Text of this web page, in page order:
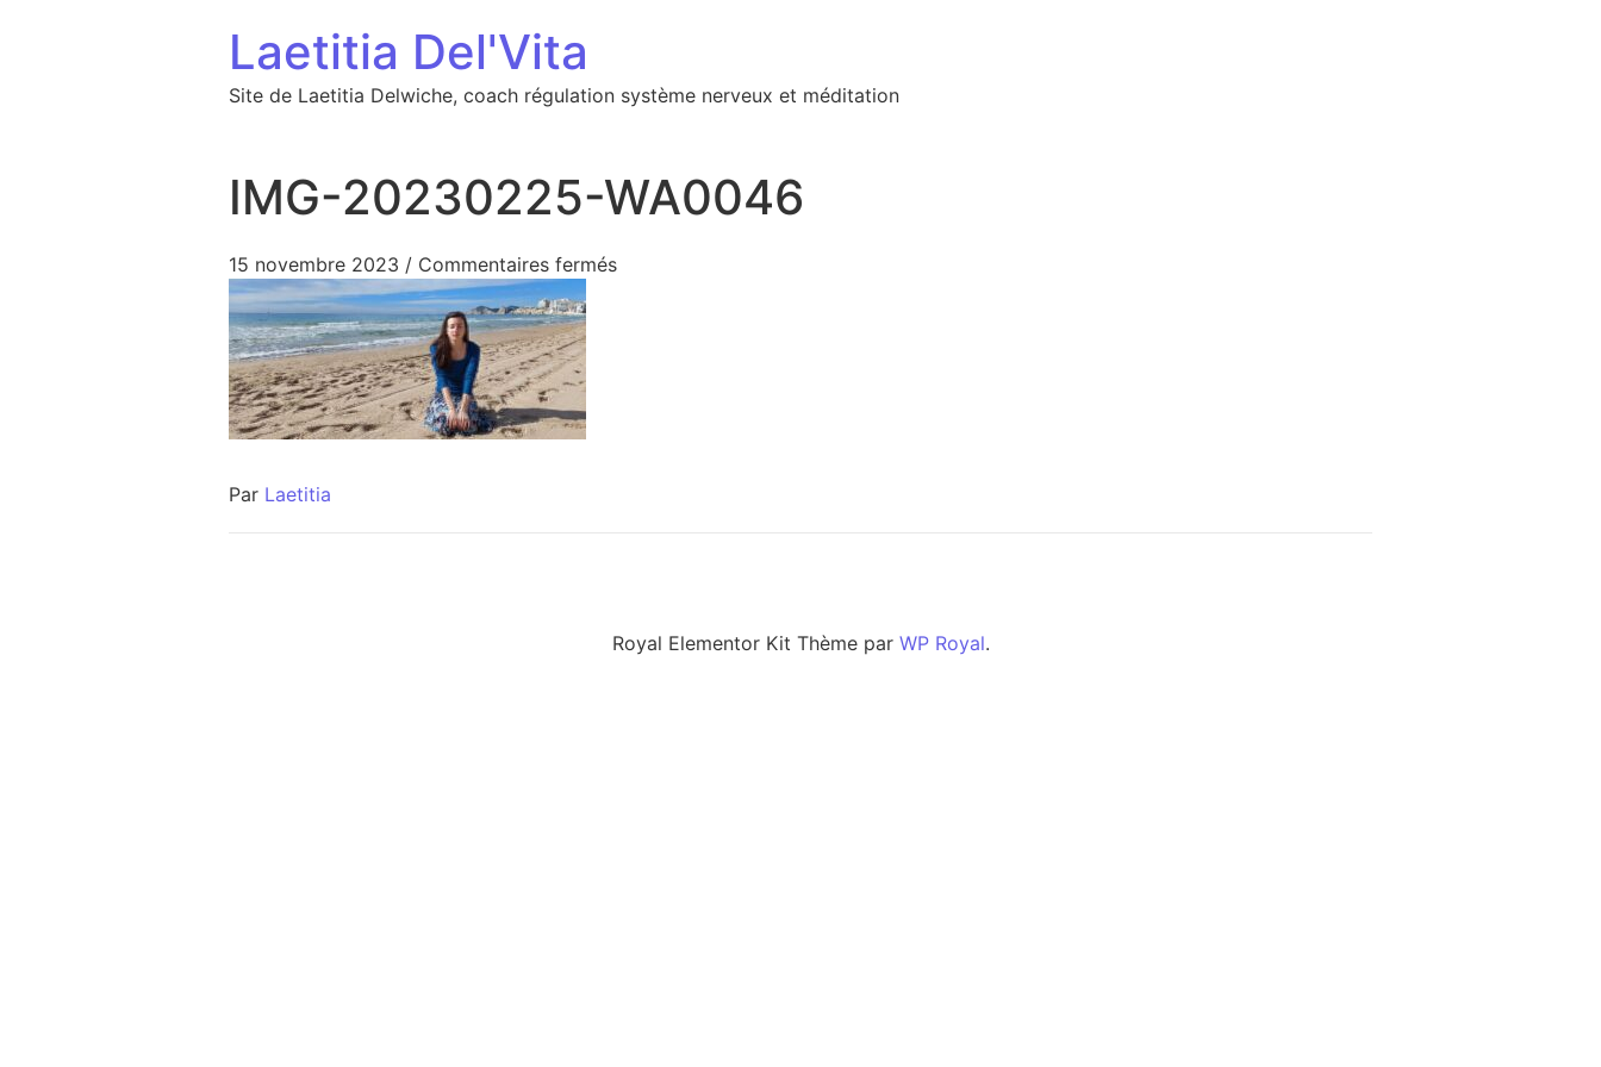
Laetitia Del'Vita
Site de Laetitia Delwiche, coach régulation système nerveux et méditation
IMG-20230225-WA0046
15 novembre 2023 / Commentaires ferméssur IMG-20230225-WA0046
Par Laetitia
Royal Elementor Kit Thème par WP Royal.